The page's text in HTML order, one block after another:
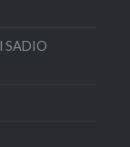
SADIO